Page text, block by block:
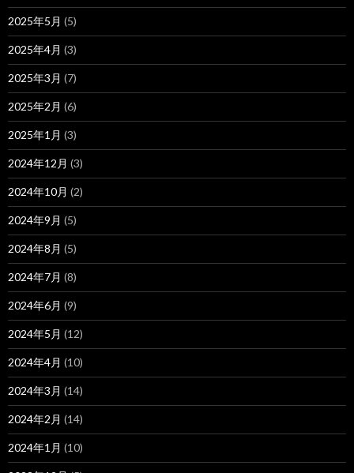
2025年5月 (5)
2025年4月 (3)
2025年3月 (7)
2025年2月 (6)
2025年1月 (3)
2024年12月 (3)
2024年10月 (2)
2024年9月 (5)
2024年8月 (5)
2024年7月 (8)
2024年6月 (9)
2024年5月 (12)
2024年4月 (10)
2024年3月 (14)
2024年2月 (14)
2024年1月 (10)